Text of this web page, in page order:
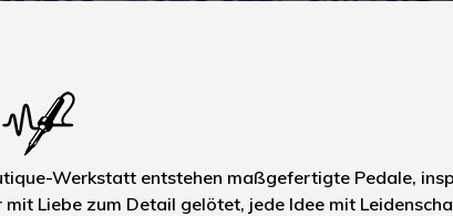
Werkstatt entstehen maßgefertigte Pedale,
Liebe zum Detail gelötet, jede Idee mit